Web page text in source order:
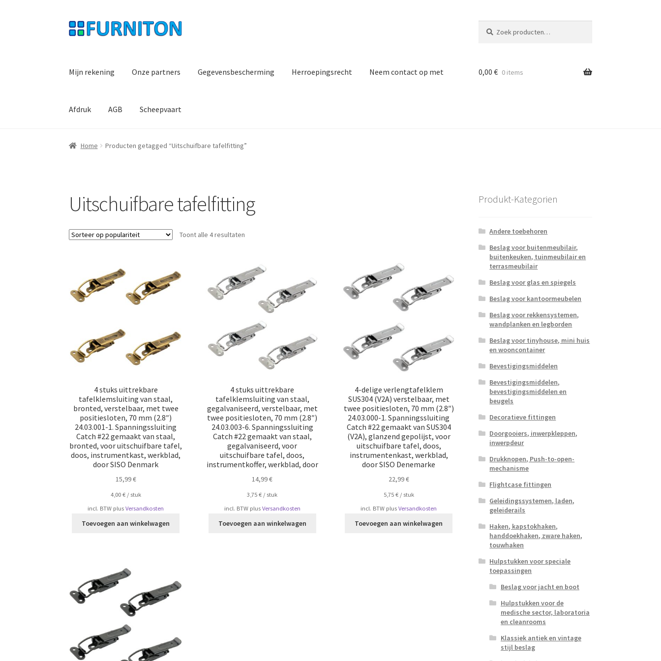
Ga
door
Ga
naar
naar:
Mijn rekening Onze partners Gegevensbescherming Herroepingsrecht Neem contact op met
Afdruk AGB Scheepvaart
0,00 € 0 items
Home Producten getagged “Uitschuifbare tafelfitting”
Uitschuifbare tafelfitting
Toont alle 4 resultaten
4 stuks uittrekbare
tafelklemsluiting van staal,
bronted, verstelbaar, met twee
positiesloten, 70 mm (2.8″)
24.03.001-1. Spanningssluiting
Catch #22 gemaakt van staal,
bronted, voor uitschuifbare tafel,
doos, instrumentkast, werkblad,
door SISO Denmark
15,99€
4,00 €/ ​​stuk
incl. BTW plusVersandkosten
Toevoegen aan winkelwagen
4 stuks uittrekbare
tafelklemsluiting van staal,
gegalvaniseerd, verstelbaar, met
twee positiesloten, 70 mm (2.8″)
24.03.003-6. Spanningssluiting
Catch #22 gemaakt van staal,
gegalvaniseerd, voor
uitschuifbare tafel, doos,
instrumentkoffer, werkblad, door
14,99€
3,75€ / ​​stuk
incl. BTW plus Versandkosten
Toevoegen aan winkelwagen
4-delige verlengtafelklem
SUS304 (V2A) verstelbaar, met
twee positiesloten, 70 mm (2.8″)
24.03.000-1. Spanningssluiting
Catch #22 gemaakt van SUS304
(V2A), glanzend gepolijst, voor
uitschuifbare tafel, doos,
instrumentenkast, werkblad,
door SISO Denemarke
22,99€
5,75 €/ ​​stuk
incl. BTW plusVersandkosten
Toevoegen aan winkelwagen
Produkt-Kategorien
Andere toebehoren
Beslag voor buitenmeubilair,
buitenkeuken, tuinmeubilair en
terrasmeubilair
Beslag voor glas en spiegels
Beslag voor kantoormeubelen
Beslag voor rekkensystemen,
wandplanken en legborden
Beslag voor tinyhouse, mini huis
en wooncontainer
Bevestigingsmiddelen
Bevestigingsmiddelen,
bevestigingsmiddelen en
beugels
Decoratieve fittingen
Doorgooiers, inwerpkleppen,
inwerpdeur
Drukknopen, Push-to-open-
mechanisme
Flightcase fittingen
Geleidingssystemen, laden,
geleiderails
Haken, kapstokhaken,
handdoekhaken, zware haken,
touwhaken
Hulpstukken voor speciale
toepassingen
Beslag voor jacht en boot
Hulpstukken voor de
medische sector, laboratoria
en cleanrooms
Klassiek antiek en vintage
stijl beslag